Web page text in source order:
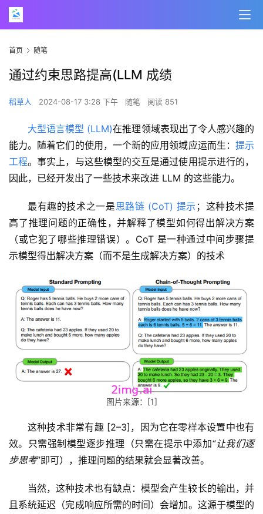
首页 随笔
通过约束思路提高(LLM 成绩
稻草人 2024-08-17 3:28 下午 随笔 阅读 851
大型语言模型 (LLM)在推理领域表现出了令人感兴趣的
能力。随着它们的使用，一个新的应用领域应运而生： 提示
工程。事实上，与这些模型的交互是通过使用提示进行的，
因此，已经开发出了一些技术来改进 LLM 的这些能力。
最有趣的技术之一是思路链 (CoT) 提示 ；这种技术提
高了推理问题的正确性，并解释了模型如何得出解决方案
（或它犯了哪些推理错误）。CoT 是一种通过中间步骤提
示模型得出解决方案（而不是生成解决方案）的技术
图片来源：[1]
这种技术非常有趣 [2–3]，因为它在零样本设置中也有
效。只需强制模型逐步推理（只需在提示中添加“让我们逐
步思考”即可），推理问题的结果就会显著改善。
当然，这种技术也有缺点：模型会产生较长的输出，并
且系统延迟（完成响应所需的时间）会增加。这源于模型的